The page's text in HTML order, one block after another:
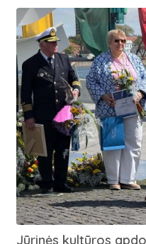
Jūrinės kultūros